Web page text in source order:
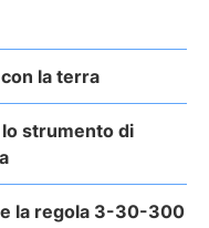
la terra
lo strumento di
la regola 3-30-300